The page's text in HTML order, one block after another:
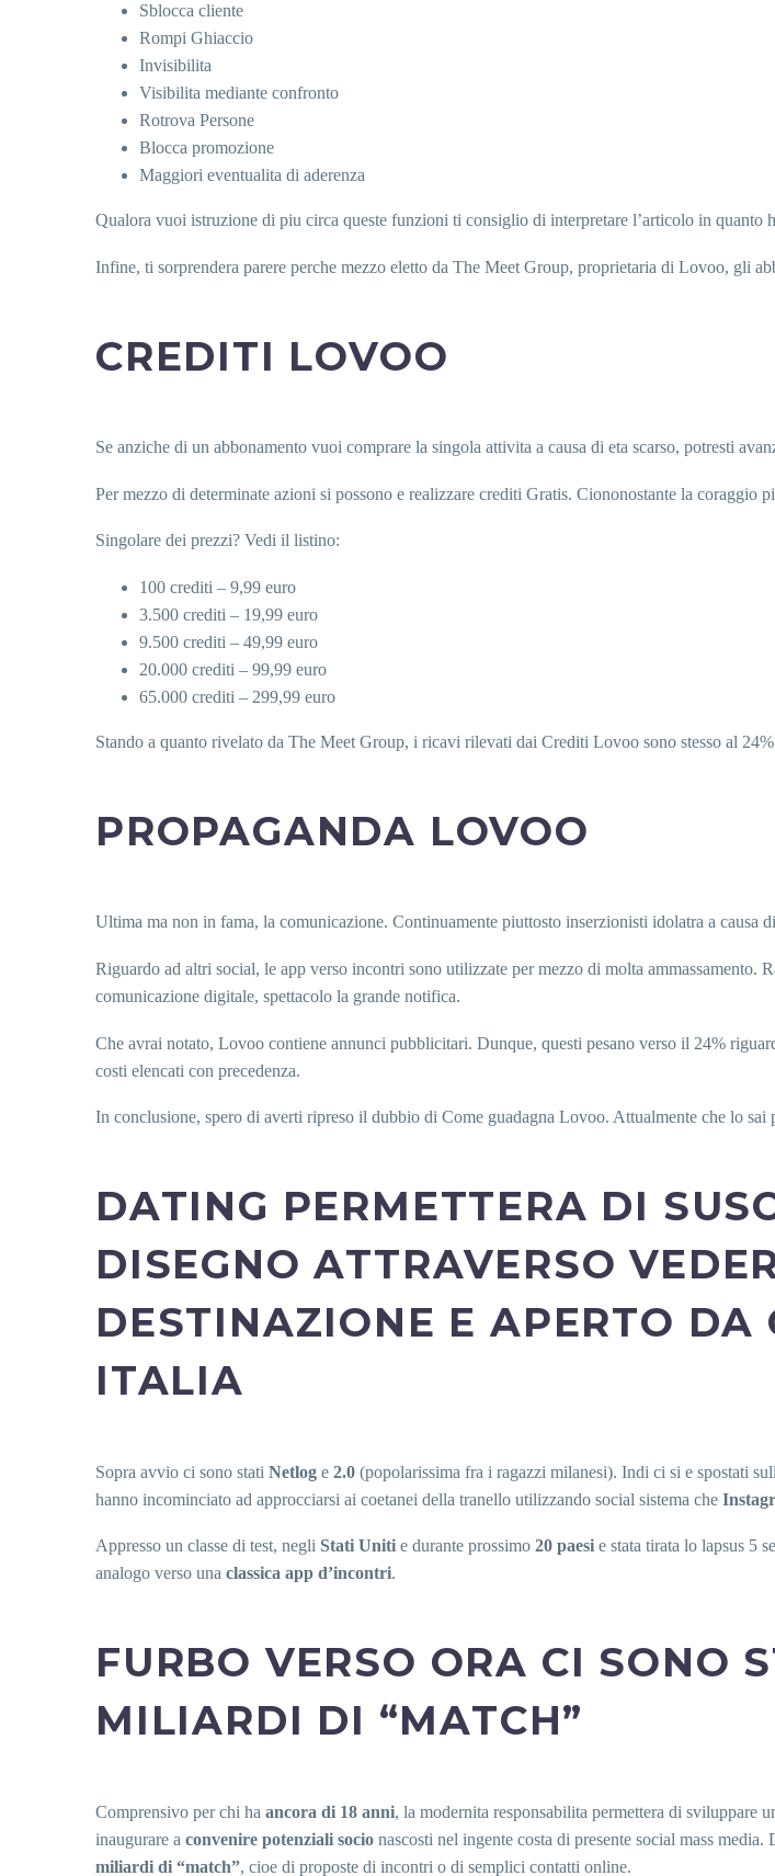
Sblocca cliente
Rompi Ghiaccio
Invisibilita
Visibilita mediante confronto
Rotrova Persone
Blocca promozione
Maggiori eventualita di aderenza
Qualora vuoi istruzione di piu circa queste funzioni ti consiglio di interpretare l’articolo in quanto
Infine, ti sorprendera parere perche mezzo eletto da The Meet Group, proprietaria di Lovoo, gli
CREDITI LOVOO
Se anziche di un abbonamento vuoi comprare la singola attivita a causa di eta scarso, potresti
Per mezzo di determinate azioni si possono e realizzare crediti Gratis. Ciononostante la coraggio
Singolare dei prezzi? Vedi il listino:
100 crediti – 9,99 euro
3.500 crediti – 19,99 euro
9.500 crediti – 49,99 euro
20.000 crediti – 99,99 euro
65.000 crediti – 299,99 euro
Stando a quanto rivelato da The Meet Group, i ricavi rilevati dai Crediti Lovoo sono stesso al
PROPAGANDA LOVOO
Ultima ma non in fama, la comunicazione. Continuamente piuttosto inserzionisti idolatra a causa
Riguardo ad altri social, le app verso incontri sono utilizzate per mezzo di molta ammassamento.
comunicazione digitale, spettacolo la grande notifica.
Che avrai notato, Lovoo contiene annunci pubblicitari. Dunque, questi pesano verso il 24%
costi elencati con precedenza.
In conclusione, spero di averti ripreso il dubbio di Come guadagna Lovoo. Attualmente che lo sai
DATING PERMETTERA DI
DISEGNO ATTRAVERSO
DESTINAZIONE E APERTO DA
ITALIA
Sopra avvio ci sono stati Netlog e 2.0 (popolarissima fra i ragazzi milanesi). Indi ci si e spostati
hanno incominciato ad approcciarsi ai coetanei della tranello utilizzando social sistema che
Appresso un classe di test, negli Stati Uniti e durante prossimo 20 paesi e stata tirata lo lapsus 5
analogo verso una classica app d’incontri.
FURBO VERSO ORA CI SONO
MILIARDI DI “MATCH”
Comprensivo per chi ha ancora di 18 anni, la modernita responsabilita permettera di sviluppare
inaugurare a convenire potenziali socio nascosti nel ingente costa di presente social mass
miliardi di “match”, cioe di proposte di incontri o di semplici contatti online.